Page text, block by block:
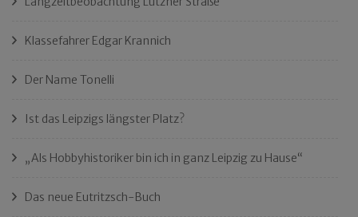
Klassefahrer Edgar Krannich
Der Name Tonelli
Ist das Leipzigs längster Platz?
„Als Hobbyhistoriker bin ich in ganz Leipzig zu Hause“
Das neue Eutritzsch-Buch